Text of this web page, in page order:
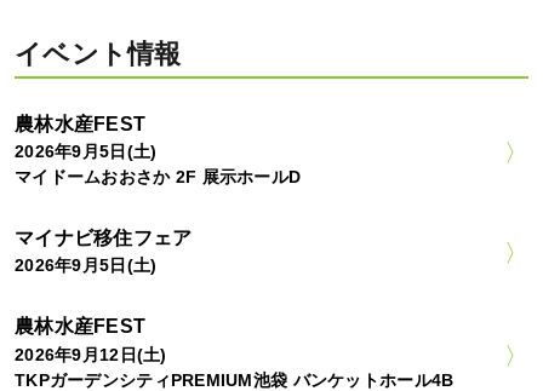
イベント情報
農林水産FEST
2026年9月5日(土)
マイドームおおさか 2F 展示ホールD
マイナビ移住フェア
2026年9月5日(土)
農林水産FEST
2026年9月12日(土)
TKPガーデンシティPREMIUM池袋 バンケットホール4B